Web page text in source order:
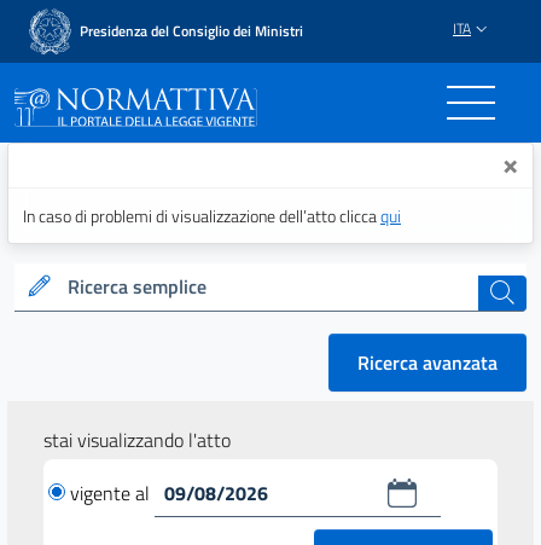
Presidenza del Consiglio dei Ministri ITA
Normattiva - Il portale ×
In caso di problemi di visualizzazione dell’atto cliccaqui
Ricerca semplice cerca
Ricerca avanzata
stai visualizzando l'atto
vigente al